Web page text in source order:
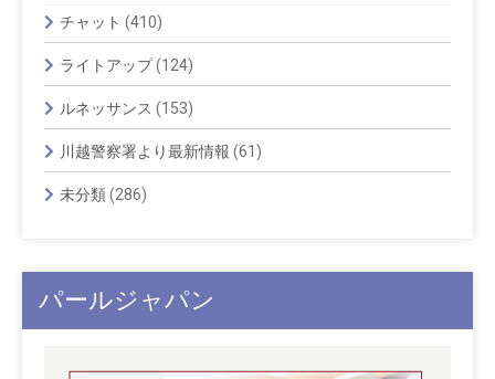
チャット (410)
ライトアップ(124)
ルネッサンス (153)
川越警察署より最新情報 (61)
未分類(286)
パールジャパン